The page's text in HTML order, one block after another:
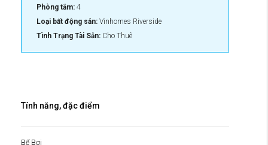
Phòng tắm: 4
Loại bất động sản: Vinhomes Riverside
Tình Trạng Tài Sản: Cho Thuê
Tính năng, đặc điểm
Bể Bơi